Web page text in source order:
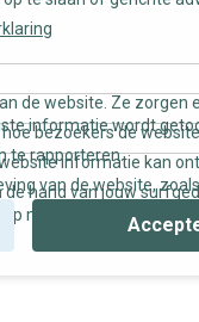
de website. Ze zorgen
informatie wordt
bezoekers de
te rapporteren.
informatie kan
van de website,
de hand van jouw
op maat gemaakte